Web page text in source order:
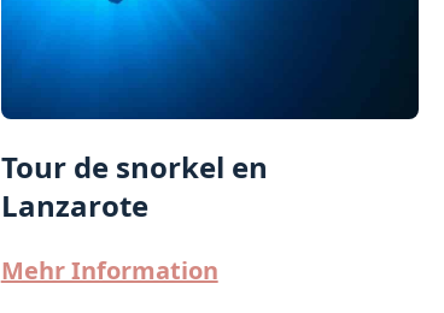
Tour de snorkel en
Lanzarote
Mehr Information